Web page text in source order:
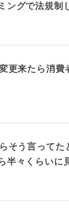
ングで法規制
更来たら消費
そう言ってた
半々くらいに